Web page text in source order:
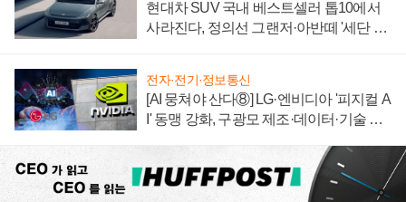
현대차 SUV 국내 베스트셀러 톱10에서
사라진다, 정의선 그랜저·아반떼 '세단 쌍
전자·전기·정보통신
[AI 뭉쳐야 산다⑧] LG·엔비디아 '피지컬 A
I' 동맹 강화, 구광모 제조·데이터·기술 결